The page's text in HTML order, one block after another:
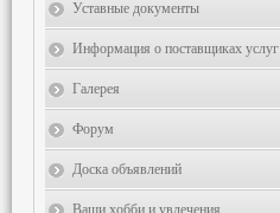
Уставные документы
Информация о поставщиках услуг
Галерея
Форум
Доска объявлений
Ваши хобби и увлечения